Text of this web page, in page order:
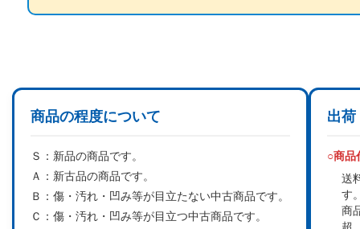
商品の程度について
Ｓ： 新品の商品です。
Ａ： 新古品の商品です。
Ｂ： 傷・汚れ・凹み等が目立たない中古商品です。
Ｃ： 傷・汚れ・凹み等が目立つ中古商品です。
出荷
○商品
送
す
商